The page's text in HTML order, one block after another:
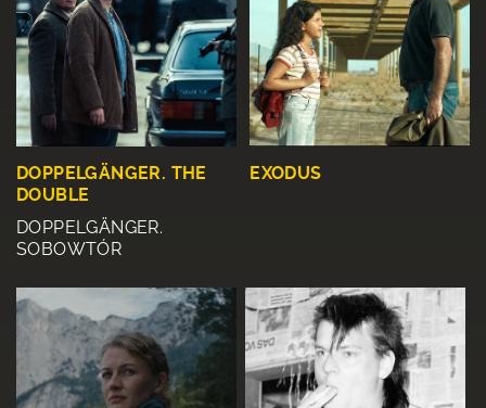
DOPPELGÄNGER. THE
DOUBLE
DOPPELGÄNGER.
SOBOWTÓR
EXODUS